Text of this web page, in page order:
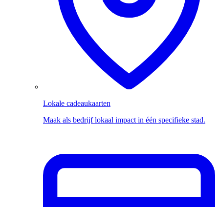
Lokale cadeaukaarten
Maak als bedrijf lokaal impact in één specifieke stad.